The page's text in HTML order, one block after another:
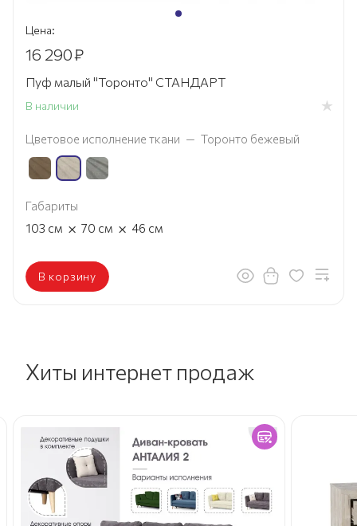
Цена:
16 290₽
Пуф малый "Торонто" СТАНДАРТ
В наличии
Цветовое исполнение ткани — Торонто бежевый
Габариты
103 см × 70 см × 46 см
В корзину
Хиты интернет продаж